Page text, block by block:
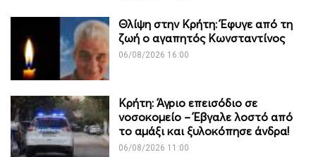
Θλίψη στην Κρήτη: Έφυγε από τη
ζωή ο αγαπητός Κωνσταντίνος
06/08/2026 16:00
Κρήτη: Άγριο επεισόδιο σε
νοσοκομείο – Έβγαλε λοστό από
το αμάξι και ξυλοκόπησε άνδρα!
06/08/2026 11:00